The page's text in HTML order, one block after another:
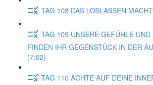
TAG 108 DAS LOSLASSEN
TAG 109 UNSERE GEFÜHLE
FINDEN IHR GEGENSTÜCK IN DER
(7:02)
TAG 110 ACHTE AUF DEINE